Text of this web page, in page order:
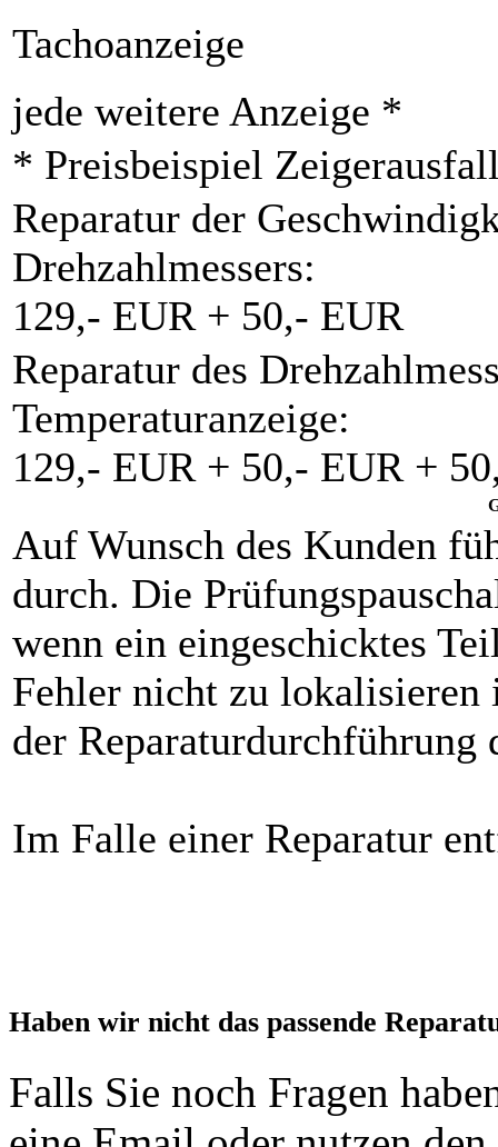
Tachoanzeige
jede weitere Anzeige *
* Preisbeispiel
Reparatur der
Drehzahlmessers:
129,- EUR + 50,- EUR
Reparatur des
Temperaturanzeige:
129,- EUR + 50,- EUR +
Auf Wunsch des Kunden
durch. Die
wenn ein eingeschicktes
Fehler nicht zu lokalisieren
der
Im Falle einer Reparatur
Haben wir nicht das passende
Falls Sie noch Fragen